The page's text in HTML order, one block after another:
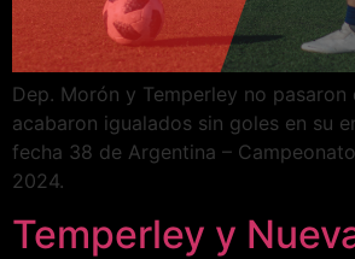
Dep. Morón y Temperley no pasaron
acabaron igualados sin goles en su
fecha 38 de Argentina –
2024.
Temperley y